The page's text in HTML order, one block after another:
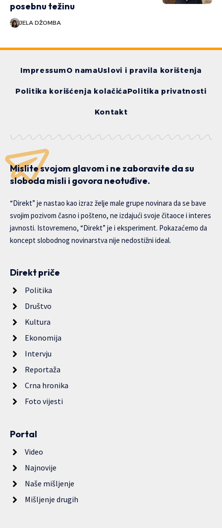
posebnu težinu
JELA DŽOMBA
ImpressumO namaUslovi i pravila korištenja
Politika korišćenja kolačićaPolitika privatnosti
Kontakt
Mislite svojom glavom i ne zaboravite da su
sloboda misli i govora neotuđive.
“Direkt” je nastao kao izraz želje male grupe novinara da se bave
svojim pozivom časno i pošteno, ne izdajući svoje čitaoce i interes
javnosti. Istovremeno, “Direkt” je i eksperiment. Pokazaćemo da
koncept slobodnog novinarstva nije nedostižni ideal.
Direkt priče
Politika
Društvo
Kultura
Ekonomija
Intervju
Reportaža
Crna hronika
Foto vijesti
Portal
Video
Najnovije
Naše mišljenje
Mišljenje drugih